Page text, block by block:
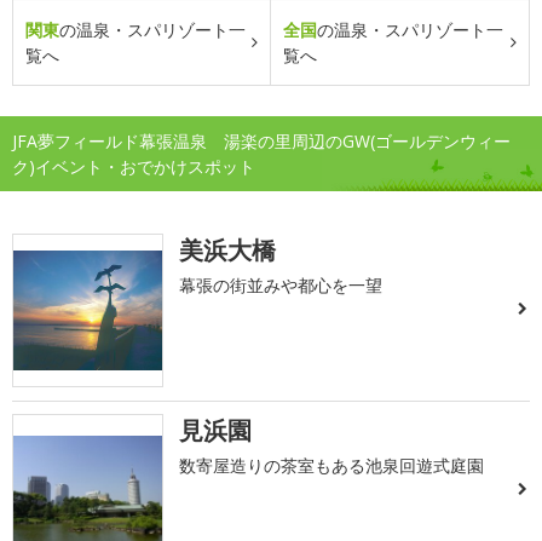
関東の温泉・スパリゾート一
覧へ
全国の温泉・スパリゾート一
覧へ
JFA夢フィールド幕張温泉 湯楽の里周辺のGW(ゴールデンウィー
ク)イベント・おでかけスポット
美浜大橋
幕張の街並みや都心を一望
見浜園
数寄屋造りの茶室もある池泉回遊式庭園